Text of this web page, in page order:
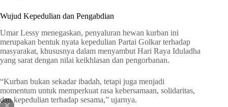
Wujud Kepedulian dan Pengabdian
Umar Lessy menegaskan, penyaluran hewan kurban ini
merupakan bentuk nyata kepedulian Partai Golkar terhadap
masyarakat, khususnya dalam menyambut Hari Raya Iduladha
yang sarat dengan nilai keikhlasan dan pengorbanan.
“Kurban bukan sekadar ibadah, tetapi juga menjadi
momentum untuk memperkuat rasa kebersamaan, solidaritas,
dan kepedulian terhadap sesama,” ujarnya.